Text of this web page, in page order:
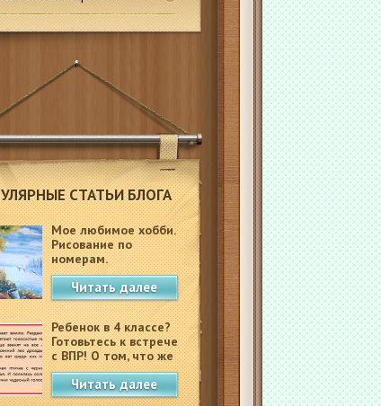
СТАТЬИ БЛОГА
Мое любимое хобби.
Рисование по
номерам.
Читать далее
Ребенок в 4 классе?
Готовьтесь к встрече
с ВПР! О том, что же
это такое.
Читать далее